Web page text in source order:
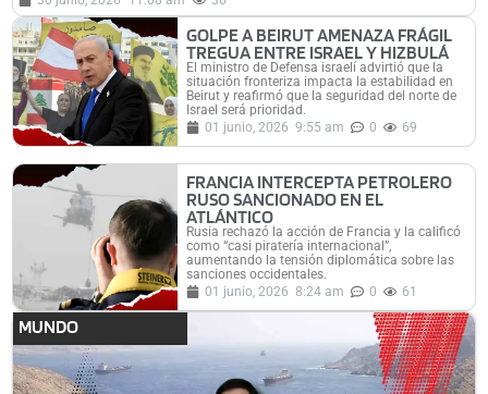
GOLPE A BEIRUT AMENAZA FRÁGIL
TREGUA ENTRE ISRAEL Y HIZBULÁ
El ministro de Defensa israelí advirtió que la
situación fronteriza impacta la estabilidad en
Beirut y reafirmó que la seguridad del norte de
Israel será prioridad.
01 junio, 2026 9:55 am 0 69
FRANCIA INTERCEPTA PETROLERO
RUSO SANCIONADO EN EL
ATLÁNTICO
Rusia rechazó la acción de Francia y la calificó
como “casi piratería internacional”,
aumentando la tensión diplomática sobre las
sanciones occidentales.
01 junio, 2026 8:24 am 0 61
MUNDO